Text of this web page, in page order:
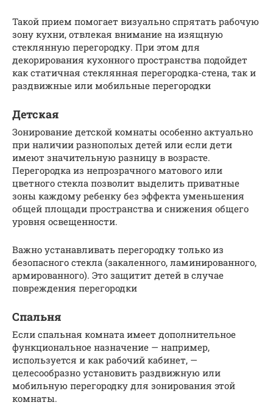
Такой прием помогает визуально спрятать рабочую
зону кухни, отвлекая внимание на изящную
стеклянную перегородку. При этом для
декорирования кухонного пространства подойдет
как статичная стеклянная перегородка-стена, так и
раздвижные или мобильные перегородки
Детская
Зонирование детской комнаты особенно актуально
при наличии разнополых детей или если дети
имеют значительную разницу в возрасте.
Перегородка из непрозрачного матового или
цветного стекла позволит выделить приватные
зоны каждому ребенку без эффекта уменьшения
общей площади пространства и снижения общего
уровня освещенности.
Важно устанавливать перегородку только из
безопасного стекла (закаленного, ламинированного,
армированного). Это защитит детей в случае
повреждения перегородки
Спальня
Если спальная комната имеет дополнительное
функциональное назначение — например,
используется и как рабочий кабинет, —
целесообразно установить раздвижную или
мобильную перегородку для зонирования этой
комнаты.